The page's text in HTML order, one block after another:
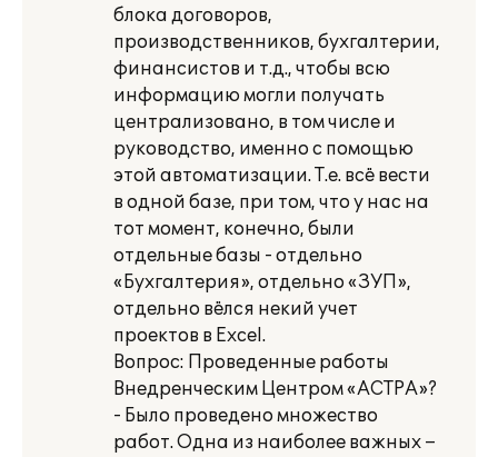
блока договоров,
производственников, бухгалтерии,
финансистов и т.д., чтобы всю
информацию могли получать
централизовано, в том числе и
руководство, именно с помощью
этой автоматизации. Т.е. всё вести
в одной базе, при том, что у нас на
тот момент, конечно, были
отдельные базы - отдельно
«Бухгалтерия», отдельно «ЗУП»,
отдельно вёлся некий учет
проектов в Excel.
Вопрос: Проведенные работы
Внедренческим Центром «АСТРА»?
- Было проведено множество
работ. Одна из наиболее важных –